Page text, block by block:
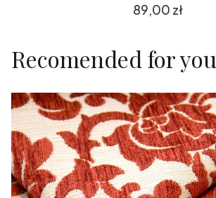
Cena
89,00 zł
Recomended for you